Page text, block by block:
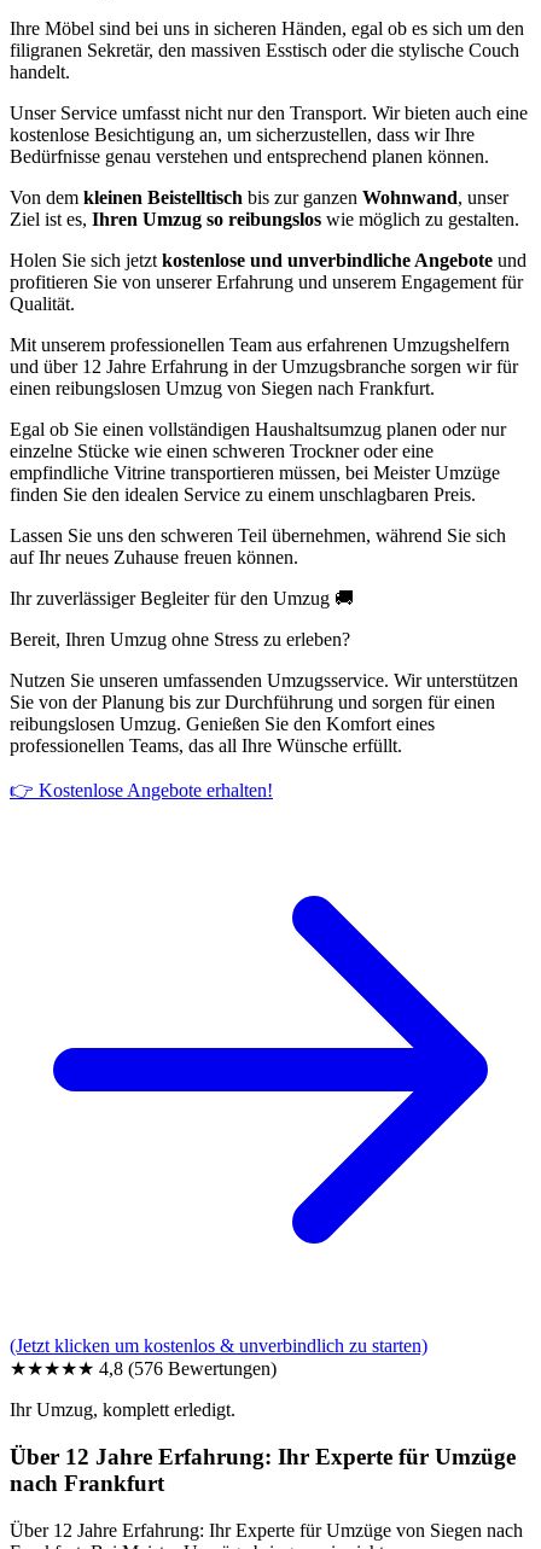
Ihre Möbel sind bei uns in sicheren Händen, egal ob es sich um den
filigranen Sekretär, den massiven Esstisch oder die stylische Couch
handelt.
Unser Service umfasst nicht nur den Transport. Wir bieten auch eine
kostenlose Besichtigung an, um sicherzustellen, dass wir Ihre
Bedürfnisse genau verstehen und entsprechend planen können.
Von dem kleinen Beistelltisch bis zur ganzen Wohnwand, unser
Ziel ist es, Ihren Umzug so reibungslos wie möglich zu gestalten.
Holen Sie sich jetzt kostenlose und unverbindliche Angebote und
profitieren Sie von unserer Erfahrung und unserem Engagement für
Qualität.
Mit unserem professionellen Team aus erfahrenen Umzugshelfern
und über 12 Jahre Erfahrung in der Umzugsbranche sorgen wir für
einen reibungslosen Umzug von Siegen nach Frankfurt.
Egal ob Sie einen vollständigen Haushaltsumzug planen oder nur
einzelne Stücke wie einen schweren Trockner oder eine
empfindliche Vitrine transportieren müssen, bei Meister Umzüge
finden Sie den idealen Service zu einem unschlagbaren Preis.
Lassen Sie uns den schweren Teil übernehmen, während Sie sich
auf Ihr neues Zuhause freuen können.
Ihr zuverlässiger Begleiter für den Umzug 🚚
Bereit, Ihren Umzug ohne Stress zu erleben?
Nutzen Sie unseren umfassenden Umzugsservice. Wir unterstützen
Sie von der Planung bis zur Durchführung und sorgen für einen
reibungslosen Umzug. Genießen Sie den Komfort eines
professionellen Teams, das all Ihre Wünsche erfüllt.
👉 Kostenlose Angebote erhalten!
(Jetzt klicken um kostenlos & unverbindlich zu starten)
★★★★★ 4,8 (576 Bewertungen)
Ihr Umzug, komplett erledigt.
Über 12 Jahre Erfahrung: Ihr Experte für Umzüge
nach Frankfurt
Über 12 Jahre Erfahrung: Ihr Experte für Umzüge von Siegen nach